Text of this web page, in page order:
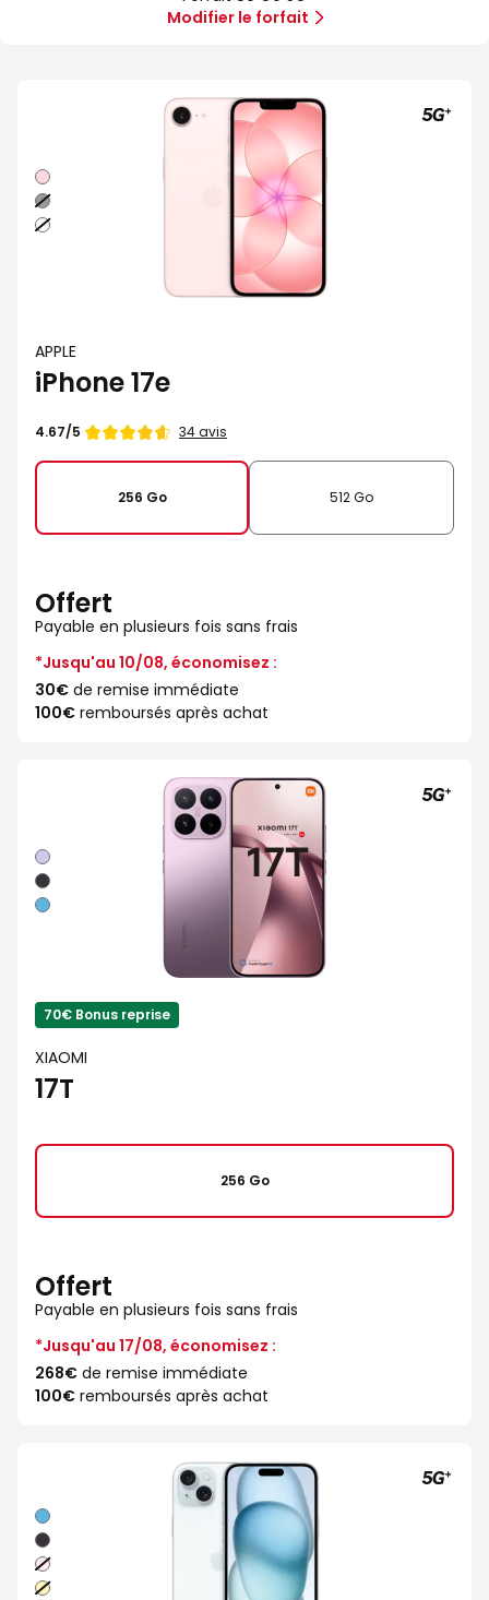
5G
Illimité
Modifier le forfait
Rose
Noir
Blanc
APPLE
iPhone 17e
Note
4.67/5 34 avis
256 Go 512 Go
Offert
Payable en plusieurs fois sans frais
*Jusqu'au 10/08, économisez :
30€ de remise immédiate
100€ remboursés après achat
Violet
Noir
Bleu
70€ Bonus reprise
XIAOMI
17T
256 Go
Offert
Payable en plusieurs fois sans frais
*Jusqu'au 17/08, économisez :
268€ de remise immédiate
100€ remboursés après achat
Bleu
Noir
Rose
Jaune